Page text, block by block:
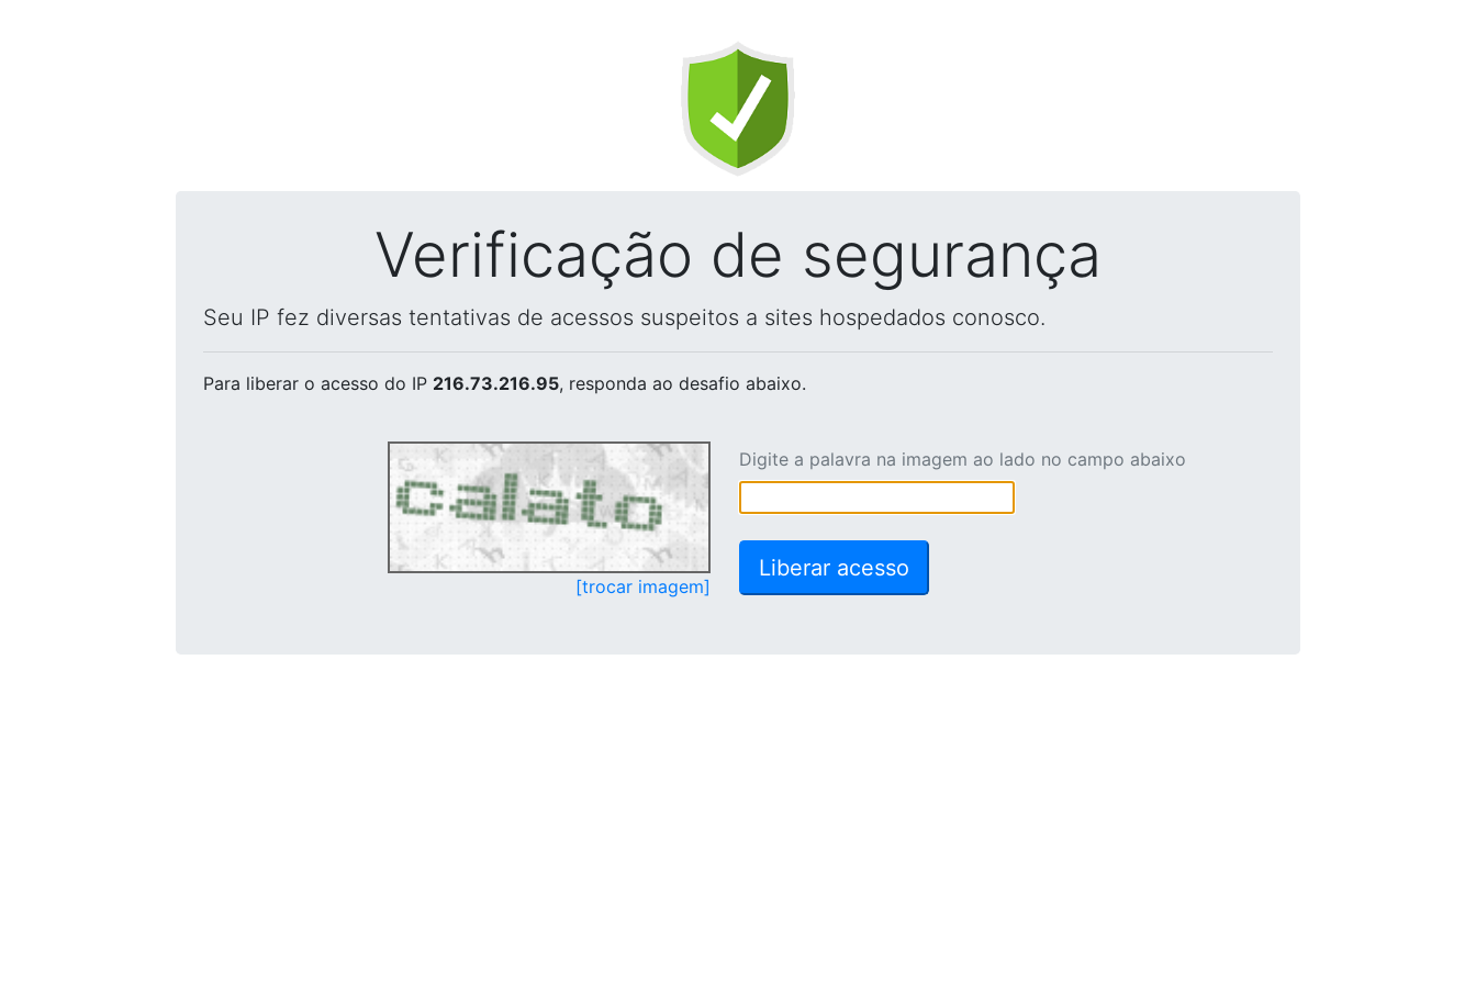
Verificação de segurança
Seu IP fez diversas tentativas de acessos suspeitos a sites hospedados conosco.
Para liberar o acesso do IP 216.73.216.95, responda ao desafio abaixo.
[trocar imagem]
Digite a palavra na imagem ao lado no campo abaixo